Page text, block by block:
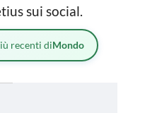
sui social.
recenti diMondo